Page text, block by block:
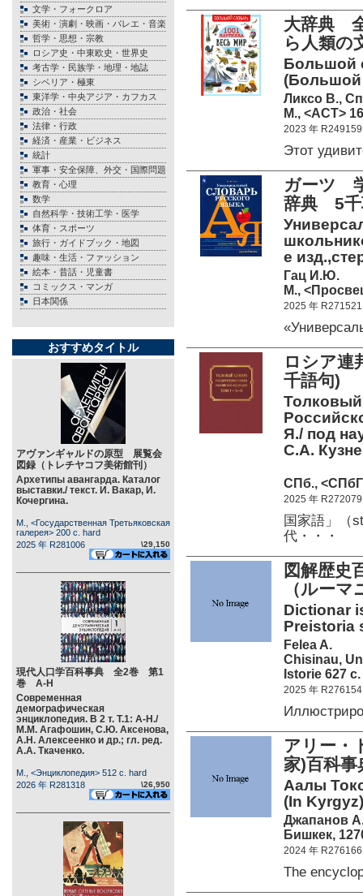
文学・フォークロア
美術・演劇・映画・バレエ・音楽
哲学・思想・宗教
ロシア史・中東欧史・世界史
考古学・民族学・地理・地誌
シベリア・極東
東洋学・中央アジア・カフカス
政治・社会
法律・行政
経済・産業・ビジネス
統計
軍事・安全保障、外交・国際問題
教育・心理
数学
自然科学・技術工学・医学
体育・スポーツ
旅行・ガイドブック・地図
趣味・生活・ファッション
絵本・昔話・児童書
コミックス・マンガ
日本関係
おすすめタイトル
アヴァンギャルドの原型 展覧会
図録（トレチヤコフ美術館刊）
Архетипы авангарда. Каталог
выставки./ текст. И. Вакар, И.
Кочергина.
М., <Государственная Третьяковская
галерея> 200 c. hard
2025 年 R281006
\29,150
現代人口学百科事典 全2巻 第1
巻 А-Н
Современная
демографическая
энциклопедия. В 2 т. Т.1: А-Н./
М.М. Агафошин, С.Ю. Аксенова,
А.Н. Алексеенко и др.; гл. ред.
А.А. Ткаченко.
М., <Энциклопедия> 512 c. hard
2026 年 R281318
\26,950
大辞典
ら人類の
Большой
(Большой
Ликсо В.,
М., <АСТ>
2023 年 R249159
Этот
ガーツ
辞典 5千
е
Гац И.Ю.
М.,
2025 年 R271521
ロシア
千語句)
Толковый
Я./ под
С.А.
СПб.,
2025 年 R272079
国家語」（
代・・・
図解歴
（ルー
Dictionar
Preistoria
Felea A.
Chisinau,
Istorie 627
2025 年 R276154
アリー・
家)百科
Аалы
(In
Джапанов
Бишкек,
2024 年 R276166
The